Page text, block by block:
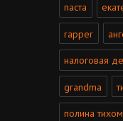
паста
rapper
налоговая
grandma
полина